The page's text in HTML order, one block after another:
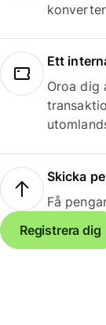
Ett
Oroa dig
Skicka
Få
Registrera dig